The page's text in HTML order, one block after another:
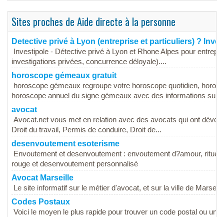
Sites proches de Aide directe à la personne
Detective privé à Lyon (entreprise et particuliers) ?
Investipole - Détective privé à Lyon et Rhone Alpes pour
investigations privées, concurrence déloyale)....
horoscope gémeaux gratuit
horoscope gémeaux regroupe votre horoscope quotidien,
horoscope annuel du signe gémeaux avec des informations sur...
avocat
Avocat.net vous met en relation avec des avocats qui ont
Droit du travail, Permis de conduire, Droit de...
desenvoutement esoterisme
Envoutement et desenvoutement : envoutement d?amour,
rouge et desenvoutement personnalisé
Avocat Marseille
Le site informatif sur le métier d'avocat, et sur la ville de
Codes Postaux
Voici le moyen le plus rapide pour trouver un code postal ou une